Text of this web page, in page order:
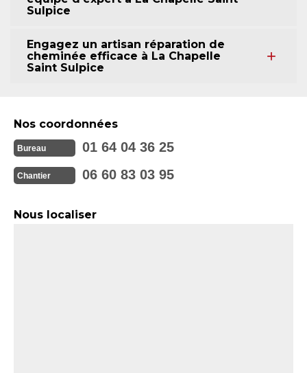
Sulpice
Engagez un artisan réparation de
cheminée efficace à La Chapelle
Saint Sulpice
Nos coordonnées
Bureau 01 64 04 36 25
Chantier 06 60 83 03 95
Nous localiser